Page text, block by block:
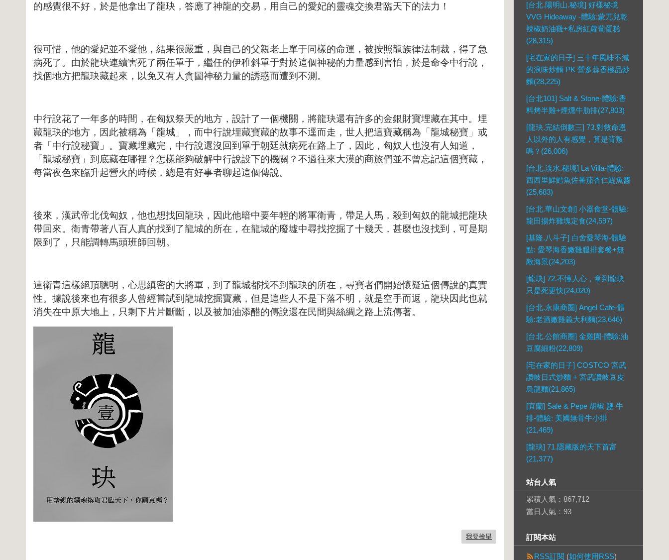
的感覺很不好，於是他拿出了龍玦，答應了神龍的交易，用自己的愛妃的靈魂交換君臨天下的法力！
很可惜，他的愛妃並不愛他，結果很嚴重，與自己的父親老上單于同樣的命運，被按照龍族律法制裁，得了急
病死了。由於龍玦連續害死了兩任單于，繼任的伊稚斜單于對於這個神秘的力量感到害怕，於是命令中行說，
找個地方把龍玦藏起來，以免又有人貪圖神秘力量的誘惑而遭到不測。
中行說花了一年多的時間，在匈奴祭天的地方，設計了一個機關，將龍玦還有許多的金銀財寶埋藏在其中。埋
藏龍玦的地方，因此被稱為「龍城」，而中行說埋藏寶藏的故事不逕而走，世人把這寶藏稱為「龍城秘寶」或
者「中行說秘寶」。寶藏埋藏完，中行說還沒回到單于朝廷就病死在路上了，因此，匈奴人也沒有人知道，
「龍城秘寶」到底藏在哪裡？怎樣能夠破解中行說設下的機關？不過往來大漠的商旅們並不曾忘記這個寶藏，
每當夜色來臨升起營火的時候，總是有好事者聊起這個傳說。
後來，漢武帝北伐匈奴，他也想找回龍玦，因此他暗中要年輕的將軍衛青，帶足人馬，殺到匈奴的龍城把龍玦
帶回來。衛青帶著八百人真的找到了龍城的所在，在龍城的廢墟中尋找挖掘了十幾天，甚麼也沒找到，可是期
限到了，只能調轉馬頭班師回朝。
連衛青這樣絕頂聰明，心思縝密的大將軍，到了龍城都找不到龍玦的所在，尋寶者們開始懷疑這個傳說的真實
性。據說後來也有很多人曾經嘗試到龍城挖掘寶藏，但是這些人不是下落不明，就是空手而返，龍玦因此也就
消失在中原大地上，只剩下片片斷斷，以及被加油添醋的傳說還在民間與絲綢之路上流傳著。
我要檢舉
[台北.陽明山.秘境] 好樣秘境
VVG Hideaway -體驗:蒙兀兒乾
辣椒奶油雞+私房紅蘿蔔蛋糕
(28,315)
[宅在家的日子] 三十年風味不減
的浪味炒麵 PK 營多蒜香極品炒
麵(28,225)
[台北101] Salt & Stone-體驗:香
料烤半雞+煙燻牛肋排(27,803)
[龍玦.完結倒數三] 73.對救命恩
人以外的人有感覺，算是背叛
嗎？(26,006)
[台北.淡水.秘境] La Villa-體驗:
西西里鮮鱈魚佐番茄杏仁鯷魚醬
(25,683)
[台北.華山文創] 小器食堂-體驗:
龍田揚炸雞塊定食(24,597)
[基隆.八斗子] 白舍愛琴海-體驗
點: 愛琴海香嫩雞腿排套餐+無
敵海景(24,203)
[龍玦] 72.不懂人心，拿到龍玦
只是死更快(24,020)
[台北.永康商圈] Angel Cafe-體
驗:老酒嫩雞義大利麵(23,646)
[台北.公館商圈] 金雞園-體驗:油
豆腐細粉(22,809)
[宅在家的日子] COSTCO 宮武
讚岐日式炒麵 + 宮武讚岐豆皮
烏龍麵(21,865)
[宜蘭] Sale & Pepe 胡椒 鹽 牛
排-體驗: 美國無骨牛小排
(21,469)
[龍玦] 71.隱藏版的天下首富
(21,377)
站台人氣
累積人氣： 867,712
當日人氣： 93
訂閱本站
RSS訂閱 (如何使用RSS)